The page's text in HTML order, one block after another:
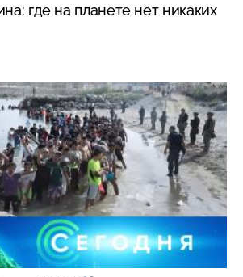
где на планете нет никаких